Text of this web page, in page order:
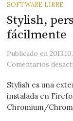
SOFTWARE LIBRE
Stylish,
fácilmente
Publicadoen
Comentarios
Stylish es una
instalada en
Chromium/